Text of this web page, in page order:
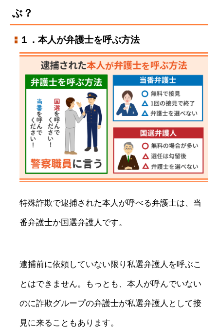
ぶ？
１．本人が弁護士を呼ぶ方法
特殊詐欺で逮捕された本人が呼べる弁護士は、当
番弁護士か国選弁護人です。
逮捕前に依頼していない限り私選弁護人を呼ぶこ
とはできません。もっとも、本人が呼んでいない
のに詐欺グループの弁護士が私選弁護人として接
見に来ることもあります。